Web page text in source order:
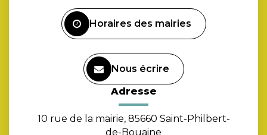
Horaires des mairies
Nous écrire
Adresse
10 rue de la mairie, 85660 Saint-Philbert-
de-Bouaine